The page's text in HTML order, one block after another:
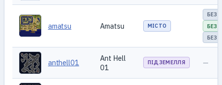
amatsu Amatsu МІСТО
БЕЗ
БЕЗ
БЕЗ
anthell01
Ant Hell
01
ПІДЗЕМЕЛЛЯ —